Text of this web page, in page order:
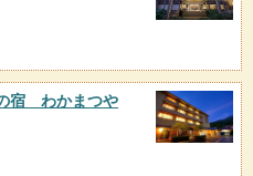
宿 わかまつや